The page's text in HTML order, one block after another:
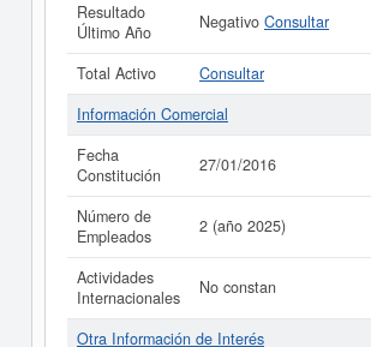
Resultado
Último Año
Negativo Consultar
Total Activo
Consultar
Información Comercial
Fecha
Constitución
27/01/2016
Número de
Empleados
2 (año 2025)
Actividades
Internacionales
No constan
Otra Información de Interés